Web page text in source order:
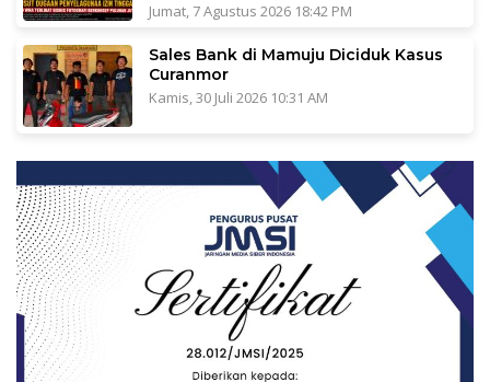
Jumat, 7 Agustus 2026 18:42 PM
Sales Bank di Mamuju Diciduk Kasus
Curanmor
Kamis, 30 Juli 2026 10:31 AM